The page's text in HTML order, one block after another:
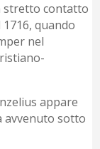
stretto contatto
quando
nel
appare
avvenuto sotto